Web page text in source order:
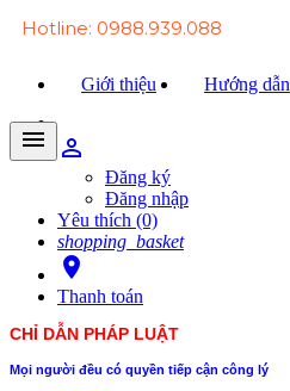
Hotline: 0988.939.088
Giới thiệu Hướng dẫn
person_outline
Đăng ký
Đăng nhập
Yêu thích (0)
shopping_basket
room
Thanh toán
menu
CHỈ DẪN PHÁP LUẬT
Mọi người đều có quyền tiếp cận công lý
Văn bản Luật
Văn bản Đảng
Tài liệu